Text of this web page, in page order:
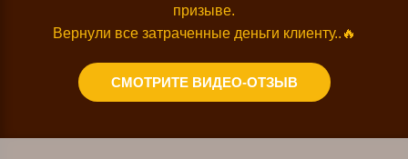
призыве.
Вернули все затраченные деньги клиенту..🔥
СМОТРИТЕ ВИДЕО-ОТЗЫВ